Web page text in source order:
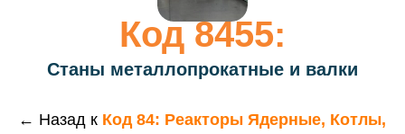
Код 8455:
Станы металлопрокатные и валки
← Назад к Код 84: Реакторы Ядерные, Котлы,